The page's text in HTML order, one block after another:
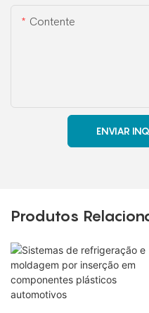
Contente
ENVIAR
Produtos